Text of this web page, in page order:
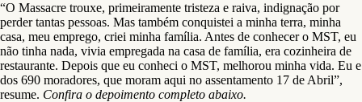
“O Massacre trouxe, primeiramente tristeza e raiva, indignação por
perder tantas pessoas. Mas também conquistei a minha terra, minha
casa, meu emprego, criei minha família. Antes de conhecer o MST, eu
não tinha nada, vivia empregada na casa de família, era cozinheira de
restaurante. Depois que eu conheci o MST, melhorou minha vida. Eu e
dos 690 moradores, que moram aqui no assentamento 17 de Abril”,
resume. Confira o depoimento completo abaixo.